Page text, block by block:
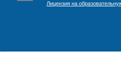
Лицензия на